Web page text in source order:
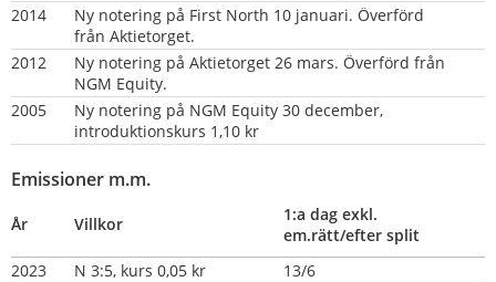
2014
Ny notering på First North 10 januari. Överförd
från Aktietorget.
2012
Ny notering på Aktietorget 26 mars. Överförd från
NGM Equity.
2005
Ny notering på NGM Equity 30 december,
introduktionskurs 1,10 kr
Emissioner m.m.
År Villkor
1:a dag exkl.
em.rätt/efter split
2023
N 3:5, kurs 0,05 kr
13/6